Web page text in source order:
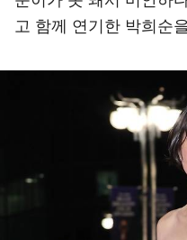
고 함께 연기한 박희순